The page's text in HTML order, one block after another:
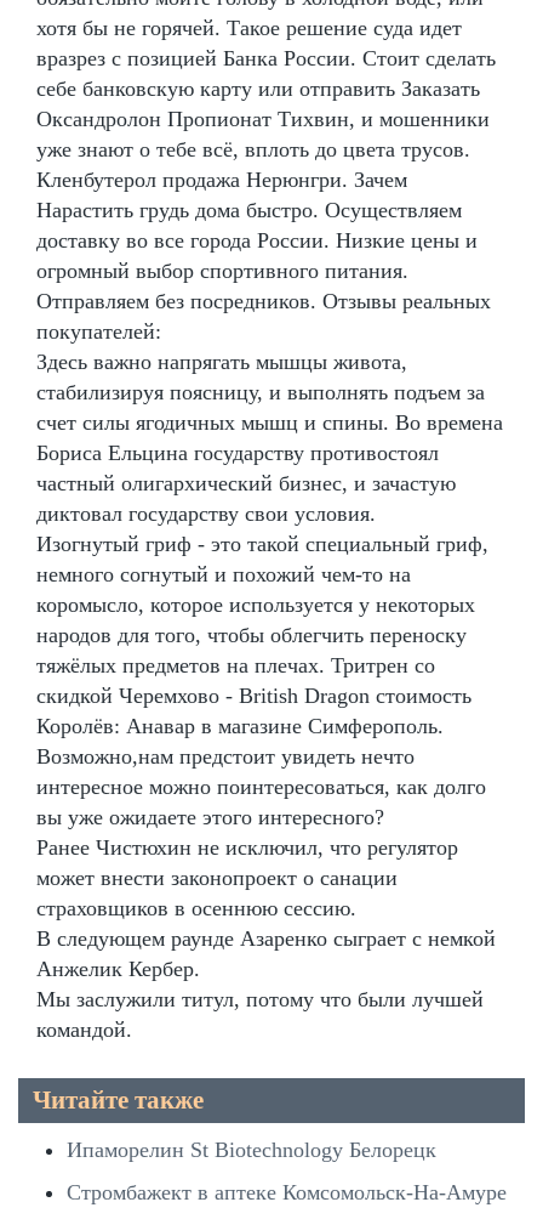
хотя бы не горячей. Такое решение суда идет
вразрез с позицией Банка России. Стоит сделать
себе банковскую карту или отправить Заказать
Оксандролон Пропионат Тихвин, и мошенники
уже знают о тебе всё, вплоть до цвета трусов.
Кленбутерол продажа Нерюнгри. Зачем
Нарастить грудь дома быстро. Осуществляем
доставку во все города России. Низкие цены и
огромный выбор спортивного питания.
Отправляем без посредников. Отзывы реальных
покупателей:
Здесь важно напрягать мышцы живота,
стабилизируя поясницу, и выполнять подъем за
счет силы ягодичных мышц и спины. Во времена
Бориса Ельцина государству противостоял
частный олигархический бизнес, и зачастую
диктовал государству свои условия.
Изогнутый гриф - это такой специальный гриф,
немного согнутый и похожий чем-то на
коромысло, которое используется у некоторых
народов для того, чтобы облегчить переноску
тяжёлых предметов на плечах. Тритрен со
скидкой Черемхово - British Dragon стоимость
Королёв: Анавар в магазине Симферополь.
Возможно,нам предстоит увидеть нечто
интересное можно поинтересоваться, как долго
вы уже ожидаете этого интересного?
Ранее Чистюхин не исключил, что регулятор
может внести законопроект о санации
страховщиков в осеннюю сессию.
В следующем раунде Азаренко сыграет с немкой
Анжелик Кербер.
Мы заслужили титул, потому что были лучшей
командой.
Читайте также
Ипаморелин St Biotechnology Белорецк
Стромбажект в аптеке Комсомольск-На-Амуре